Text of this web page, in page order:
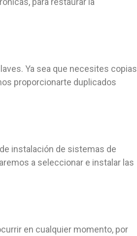
Ya sea que necesites copias
proporcionarte duplicados
instalación de sistemas de
a seleccionar e instalar las
en cualquier momento, por